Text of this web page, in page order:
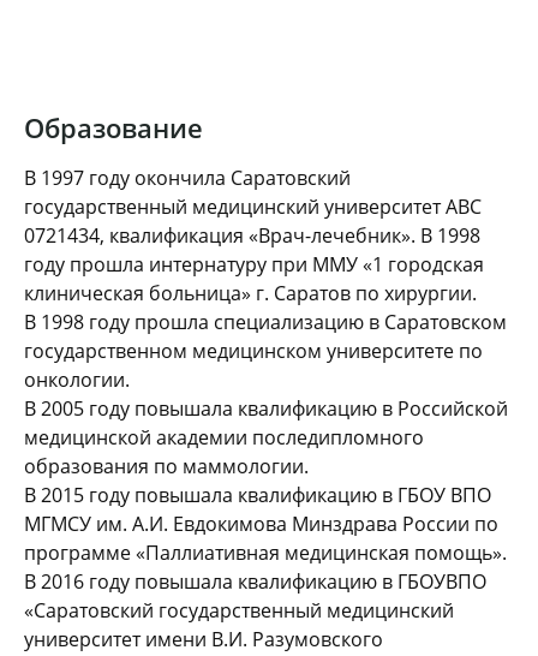
Образование
В 1997 году окончила Саратовский
государственный медицинский университет АВС
0721434, квалификация «Врач-лечебник». В 1998
году прошла интернатуру при ММУ «1 городская
клиническая больница» г. Саратов по хирургии.
В 1998 году прошла специализацию в Саратовском
государственном медицинском университете по
онкологии.
В 2005 году повышала квалификацию в Российской
медицинской академии последипломного
образования по маммологии.
В 2015 году повышала квалификацию в ГБОУ ВПО
МГМСУ им. А.И. Евдокимова Минздрава России по
программе «Паллиативная медицинская помощь».
В 2016 году повышала квалификацию в ГБОУВПО
«Саратовский государственный медицинский
университет имени В.И. Разумовского